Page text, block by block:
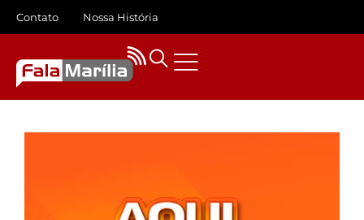
Contato Nossa História